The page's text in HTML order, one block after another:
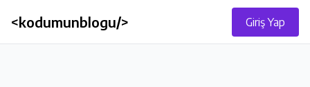
<kodumunblogu/> Giriş Yap